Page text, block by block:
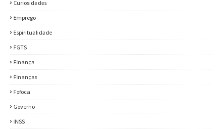
Curiosidades
Emprego
Espiritualidade
FGTS
Finança
Finanças
Fofoca
Governo
INSS